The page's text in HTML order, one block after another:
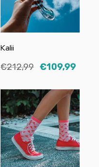
Kalii
€212,99 €109,99